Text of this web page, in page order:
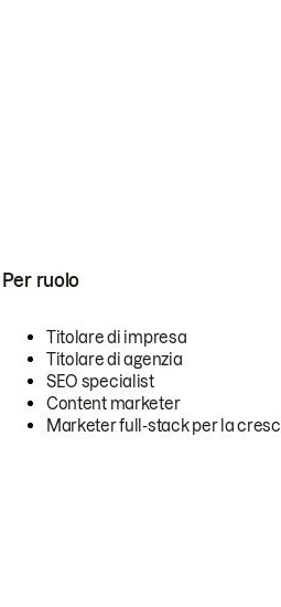
Per ruolo
Titolare di impresa
Titolare di agenzia
SEO specialist
Content marketer
Marketer full-stack per la